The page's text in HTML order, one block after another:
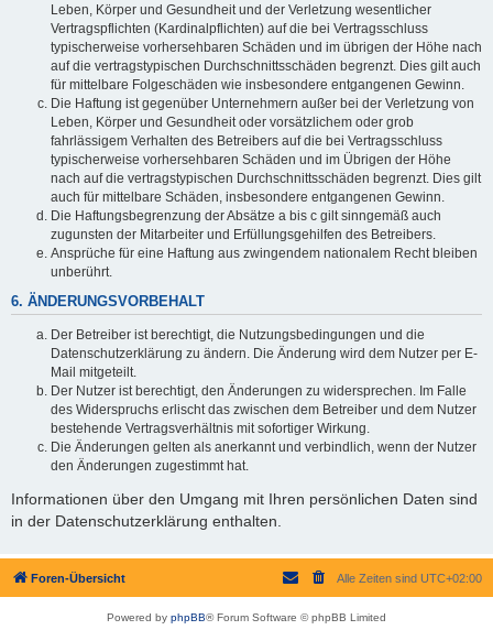
Leben, Körper und Gesundheit und der Verletzung wesentlicher
Vertragspflichten (Kardinalpflichten) auf die bei Vertragsschluss
typischerweise vorhersehbaren Schäden und im übrigen der Höhe nach
auf die vertragstypischen Durchschnittsschäden begrenzt. Dies gilt auch
für mittelbare Folgeschäden wie insbesondere entgangenen Gewinn.
Die Haftung ist gegenüber Unternehmern außer bei der Verletzung von
Leben, Körper und Gesundheit oder vorsätzlichem oder grob
fahrlässigem Verhalten des Betreibers auf die bei Vertragsschluss
typischerweise vorhersehbaren Schäden und im Übrigen der Höhe
nach auf die vertragstypischen Durchschnittsschäden begrenzt. Dies gilt
auch für mittelbare Schäden, insbesondere entgangenen Gewinn.
Die Haftungsbegrenzung der Absätze a bis c gilt sinngemäß auch
zugunsten der Mitarbeiter und Erfüllungsgehilfen des Betreibers.
Ansprüche für eine Haftung aus zwingendem nationalem Recht bleiben
unberührt.
6. ÄNDERUNGSVORBEHALT
Der Betreiber ist berechtigt, die Nutzungsbedingungen und die
Datenschutzerklärung zu ändern. Die Änderung wird dem Nutzer per E-
Mail mitgeteilt.
Der Nutzer ist berechtigt, den Änderungen zu widersprechen. Im Falle
des Widerspruchs erlischt das zwischen dem Betreiber und dem Nutzer
bestehende Vertragsverhältnis mit sofortiger Wirkung.
Die Änderungen gelten als anerkannt und verbindlich, wenn der Nutzer
den Änderungen zugestimmt hat.
Informationen über den Umgang mit Ihren persönlichen Daten sind
in der Datenschutzerklärung enthalten.
Foren-Übersicht Alle Zeiten sind UTC+02:00
Powered by phpBB® Forum Software © phpBB Limited